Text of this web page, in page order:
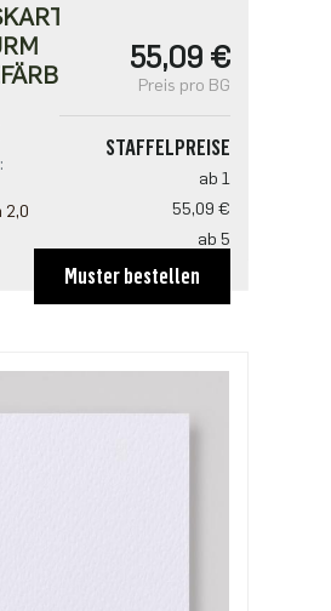
・
2,0
55,09 €
Preis pro BG
STAFFELPREISE
ab 1
55,09 €
ab 5
31,48 €
Muster bestellen